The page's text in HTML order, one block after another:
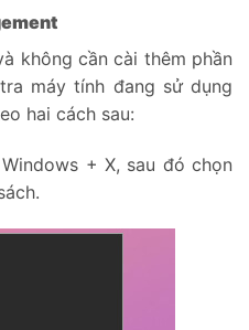
không cần cài thêm phần
máy tính đang sử dụng
hai cách sau:
+ X, sau đó chọn